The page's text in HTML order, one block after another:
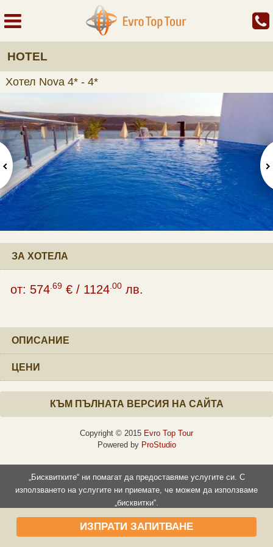
HOTEL
Хотел Nova 4* - 4*
ЗА ХОТЕЛА
от: 574 .69 € / 1124 .00 лв.
ОПИСАНИЕ
ЦЕНИ
ИЗПРАТИ ЗАПИТВАНЕ
КЪМ ПЪЛНАТА ВЕРСИЯ НА САЙТА
Copyright © 2015 Evro Top Tour
Powered by ProStudio
„Бисквитките“ ни помагат да предоставяме услугите си. С
използването на услугите ни приемате, че можем да използваме
„бисквитки“.
Прочети повече Съгласен съм